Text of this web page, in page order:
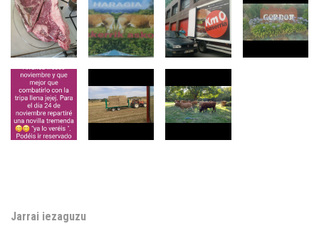
Jarrai iezaguzu